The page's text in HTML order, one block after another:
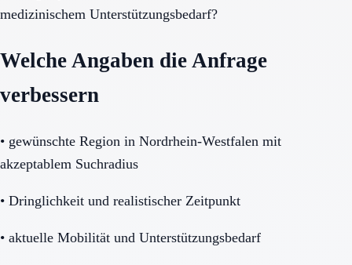
medizinischem Unterstützungsbedarf?
Welche Angaben die Anfrage
verbessern
• gewünschte Region in Nordrhein-Westfalen mit
akzeptablem Suchradius
• Dringlichkeit und realistischer Zeitpunkt
• aktuelle Mobilität und Unterstützungsbedarf